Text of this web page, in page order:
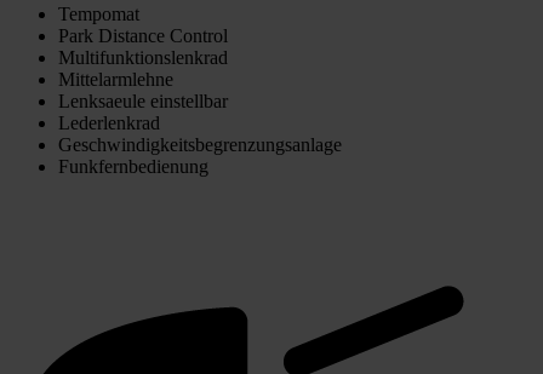
Tempomat
Park Distance Control
Multifunktionslenkrad
Mittelarmlehne
Lenksaeule einstellbar
Lederlenkrad
Geschwindigkeitsbegrenzungsanlage
Funkfernbedienung